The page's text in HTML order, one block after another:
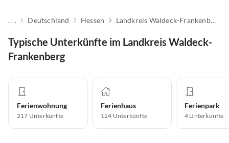
. . . Deutschland Hessen Landkreis Waldeck-Frankenberg
Typische Unterkünfte im Landkreis Waldeck-
Frankenberg
Ferienwohnung
217 Unterkünfte
Ferienhaus
124 Unterkünfte
Ferienpark
4 Unterkünfte